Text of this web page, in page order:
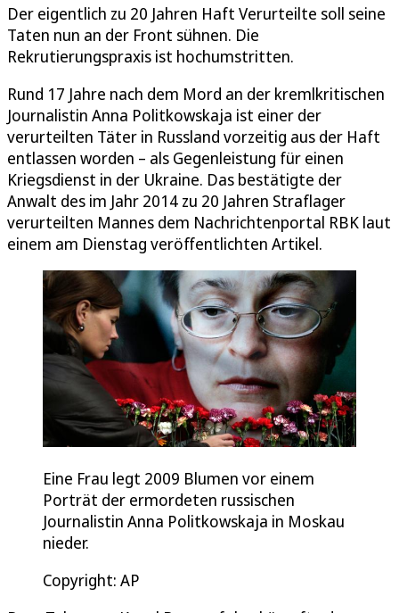
Der eigentlich zu 20 Jahren Haft Verurteilte soll seine
Taten nun an der Front sühnen. Die
Rekrutierungspraxis ist hochumstritten.
Rund 17 Jahre nach dem Mord an der kremlkritischen
Journalistin Anna Politkowskaja ist einer der
verurteilten Täter in Russland vorzeitig aus der Haft
entlassen worden – als Gegenleistung für einen
Kriegsdienst in der Ukraine. Das bestätigte der
Anwalt des im Jahr 2014 zu 20 Jahren Straflager
verurteilten Mannes dem Nachrichtenportal RBK laut
einem am Dienstag veröffentlichten Artikel.
Eine Frau legt 2009 Blumen vor einem
Porträt der ermordeten russischen
Journalistin Anna Politkowskaja in Moskau
nieder.
Copyright: AP